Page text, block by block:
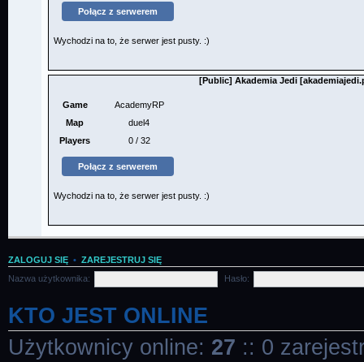
ZALOGUJ SIĘ • ZAREJESTRUJ SIĘ
Nazwa użytkownika:
Hasło:
KTO JEST ONLINE
Użytkownicy online: 27 :: 0